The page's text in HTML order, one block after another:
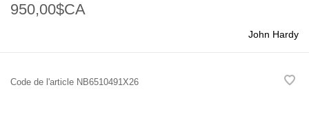
950,00$CA
John Hardy
Code de l'article NB6510491X26